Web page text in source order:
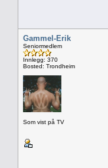
Gammel-Erik
Seniormedlem
Innlegg: 370
Bosted: Trondheim
Som vist på TV